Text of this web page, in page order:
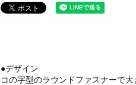
●デザイン
コの字型のラウンドファスナーで